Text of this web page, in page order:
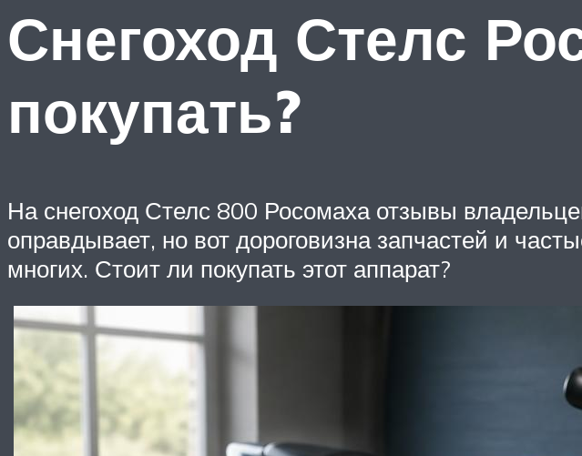
Снегоход Стелс
покупать?
На снегоход Стелс 800 Росомаха отзывы
оправдывает, но вот дороговизна запчастей и
многих. Стоит ли покупать этот аппарат?